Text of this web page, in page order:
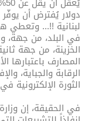
لبنانية !!... وتعطي
في البلد، من جهة،
الخزينة، من جهة
المصارف باعتبارها
الرقابة والجباية،
الثورة الإلكترونية
في الحقيقة، إن